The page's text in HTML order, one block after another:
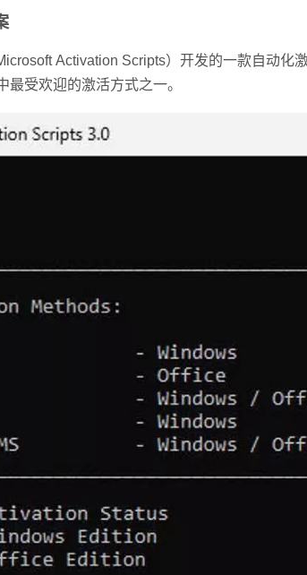
Activation Scripts）开发的一款自动化
受欢迎的激活方式之一。